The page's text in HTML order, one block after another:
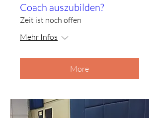
Coach auszubilden?
Zeit ist noch offen
Mehr Infos
More